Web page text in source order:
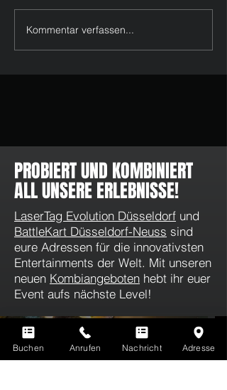
Feiertage im Mai & Juni 2026
in Düsseldorf: LaserTag, Pixel
Games und tolle Momente
Kommentar verfassen...
PROBIERT UND KOMBINIERT
ALL UNSERE ERLEBNISSE!
LaserTag Evolution Düsseldorf und
BattleKart Düsseldorf-Neuss sind
eure Adressen für die innovativsten
Entertainments der Welt. Mit unseren
neuen Kombiangeboten hebt ihr euer
Event aufs nächste Level!
QUIZY
Buchen Anrufen Nachricht Adresse